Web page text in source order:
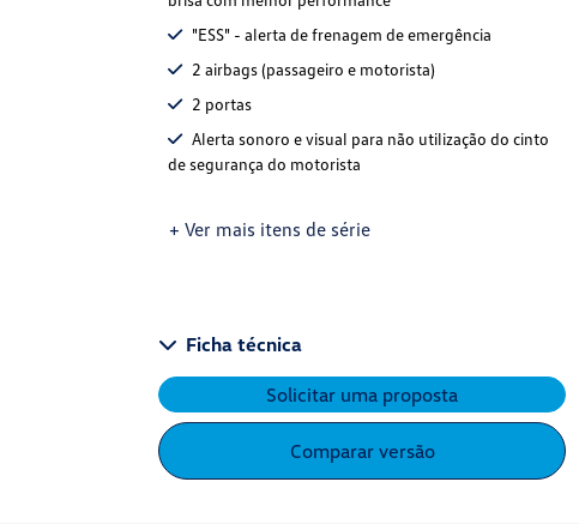
"ESS" - alerta de frenagem de emergência
2 airbags (passageiro e motorista)
2 portas
Alerta sonoro e visual para não utilização do cinto
de segurança do motorista
+ Ver mais itens de série
Ficha técnica
Solicitar uma proposta
Comparar versão